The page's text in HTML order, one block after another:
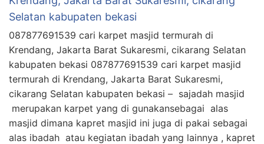
Selatan kabupaten bekasi
087877691539 cari karpet masjid termurah di
Krendang, Jakarta Barat Sukaresmi, cikarang Selatan
kabupaten bekasi 087877691539 cari karpet masjid
termurah di Krendang, Jakarta Barat Sukaresmi,
cikarang Selatan kabupaten bekasi – sajadah masjid
merupakan karpet yang di gunakansebagai alas
masjid dimana kapret masjid ini juga di pakai sebagai
alas ibadah atau kegiatan ibadah yang lainnya , kapret